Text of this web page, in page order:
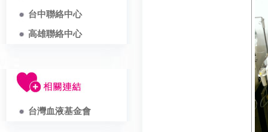
台中聯絡中心
高雄聯絡中心
台灣血液基金會